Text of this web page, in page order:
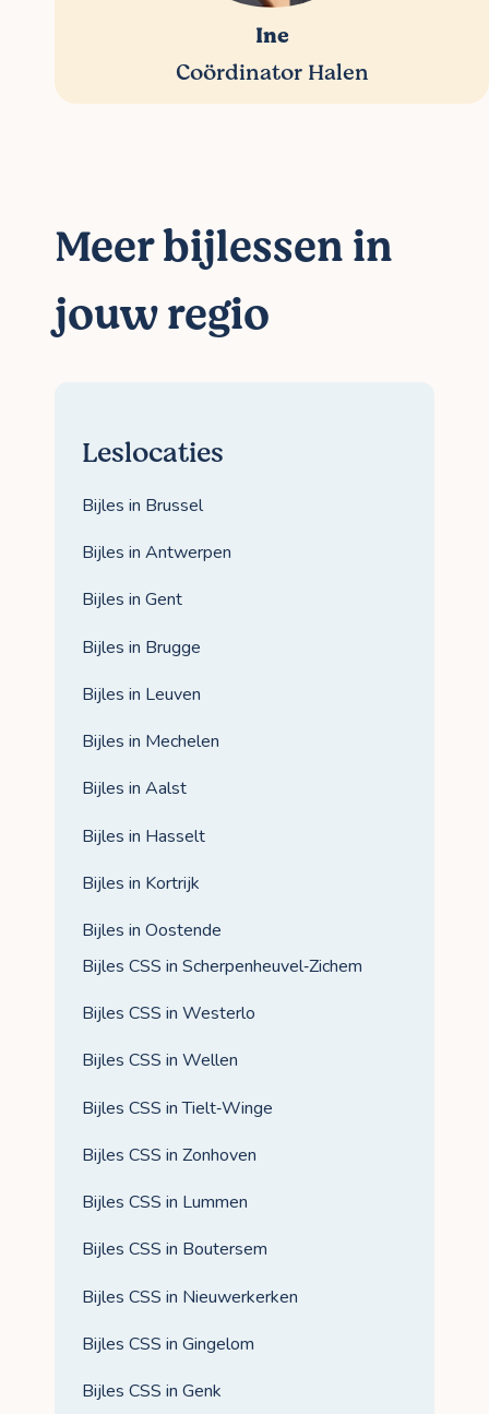
Ine
Coördinator Halen
Meer bijlessen in
jouw regio
Leslocaties
Bijles in Brussel
Bijles in Antwerpen
Bijles in Gent
Bijles in Brugge
Bijles in Leuven
Bijles in Mechelen
Bijles in Aalst
Bijles in Hasselt
Bijles in Kortrijk
Bijles in Oostende
Bijles CSS in Scherpenheuvel‑Zichem
Bijles CSS in Westerlo
Bijles CSS in Wellen
Bijles CSS in Tielt‑Winge
Bijles CSS in Zonhoven
Bijles CSS in Lummen
Bijles CSS in Boutersem
Bijles CSS in Nieuwerkerken
Bijles CSS in Gingelom
Bijles CSS in Genk